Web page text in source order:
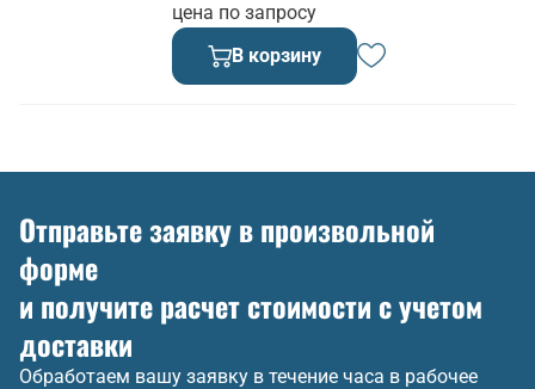
цена по запросу
В корзину
Отправьте заявку в произвольной
форме
и получите расчет стоимости с учетом
доставки
Обработаем вашу заявку в течение часа в рабочее